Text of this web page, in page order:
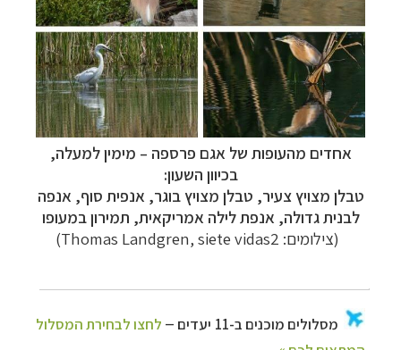
אחדים מהעופות של אגם פרספה – מימין למעלה,
בכיוון השעון:
טבלן מצויץ צעיר, טבלן מצויץ בוגר, אנפית סוף, אנפה
לבנית גדולה, אנפת לילה אמריקאית, תמירון במעופו
(צילומים: Thomas Landgren, siete vidas2)